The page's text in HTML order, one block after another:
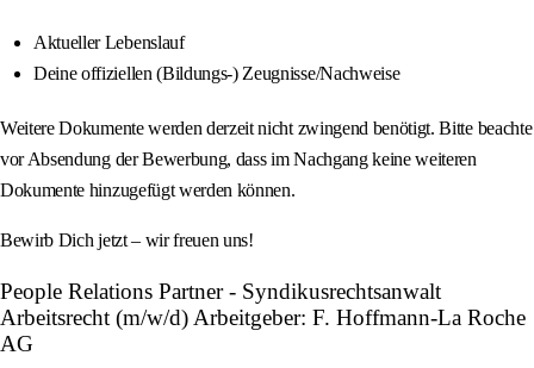
Aktueller Lebenslauf
Deine offiziellen (Bildungs-) Zeugnisse/Nachweise
Weitere Dokumente werden derzeit nicht zwingend benötigt. Bitte beachte
vor Absendung der Bewerbung, dass im Nachgang keine weiteren
Dokumente hinzugefügt werden können.
Bewirb Dich jetzt – wir freuen uns!
People Relations Partner - Syndikusrechtsanwalt
Arbeitsrecht (m/w/d) Arbeitgeber: F. Hoffmann-La Roche
AG